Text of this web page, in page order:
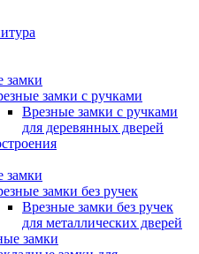
замки
замки с ручками
Врезные замки с ручками
для деревянных дверей
замки
замки без ручек
Врезные замки без ручек
для металлических дверей
замки